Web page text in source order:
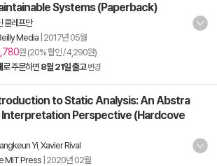
Systems (Paperback)
클레프만
Media 2017년 05월
원 (20% 할인 / 4,290원)
로 주문하면 8월 21일 출고 변경
to Static Analysis: An Abstra
Perspective (Hardcove
Yi Xavier Rival
MIT Press 2020년 02월